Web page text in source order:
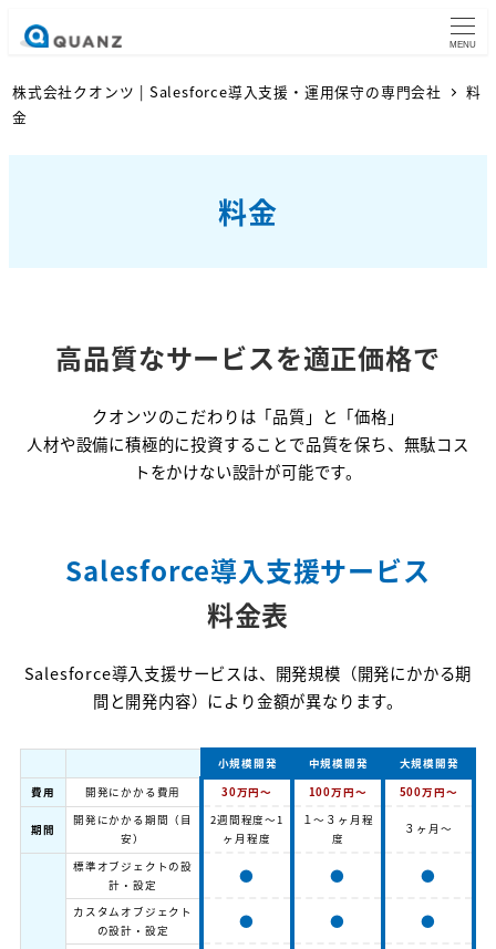
MENU
株式会社クオンツ | Salesforce導入支援・運用保守の専門会社
料
金
料金
高品質なサービスを適正価格で
クオンツのこだわりは「品質」と「価格」
人材や設備に積極的に投資することで品質を保ち、無駄コス
トをかけない設計が可能です。
Salesforce導入支援サービス
料金表
Salesforce導入支援サービスは、開発規模（開発にかかる期
間と開発内容）により金額が異なります。
小規模開発 中規模開発
大規模開発
費用
開発にかかる費用 30万円～ 100万円～ 500万円～
期間
開発にかかる期間（目
安）
2週間程度～1
ヶ月程度
１～３ヶ月程
度
３ヶ月～
標準オブジェクトの設
計・設定
● ● ●
カスタムオブジェクト
の設計・設定
● ● ●